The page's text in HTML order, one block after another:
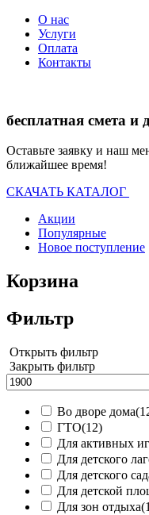
О нас
Услуги
Оплата
Контакты
бесплатная смета и
Оставьте заявку и наш
ближайшее время!
СКАЧАТЬ КАТАЛОГ
Акции
Популярные
Новое поступление
Корзина
Фильтр
Открыть фильтр
Закрыть фильтр
Во дворе дома
ГТО(12)
Для активных
Для детского
Для детского
Для детской
Для зон отдыха